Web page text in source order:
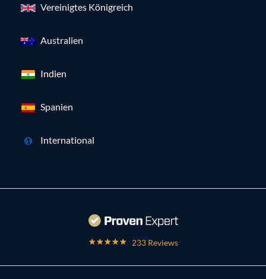
Vereinigtes Königreich
Australien
Indien
Spanien
International
233 Reviews